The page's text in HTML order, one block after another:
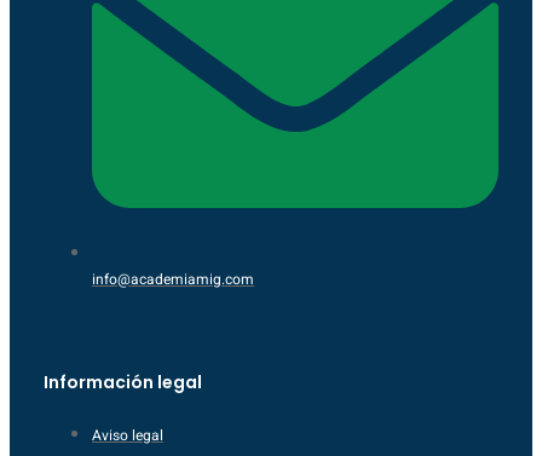
info@academiamig.com
Información legal
Aviso legal